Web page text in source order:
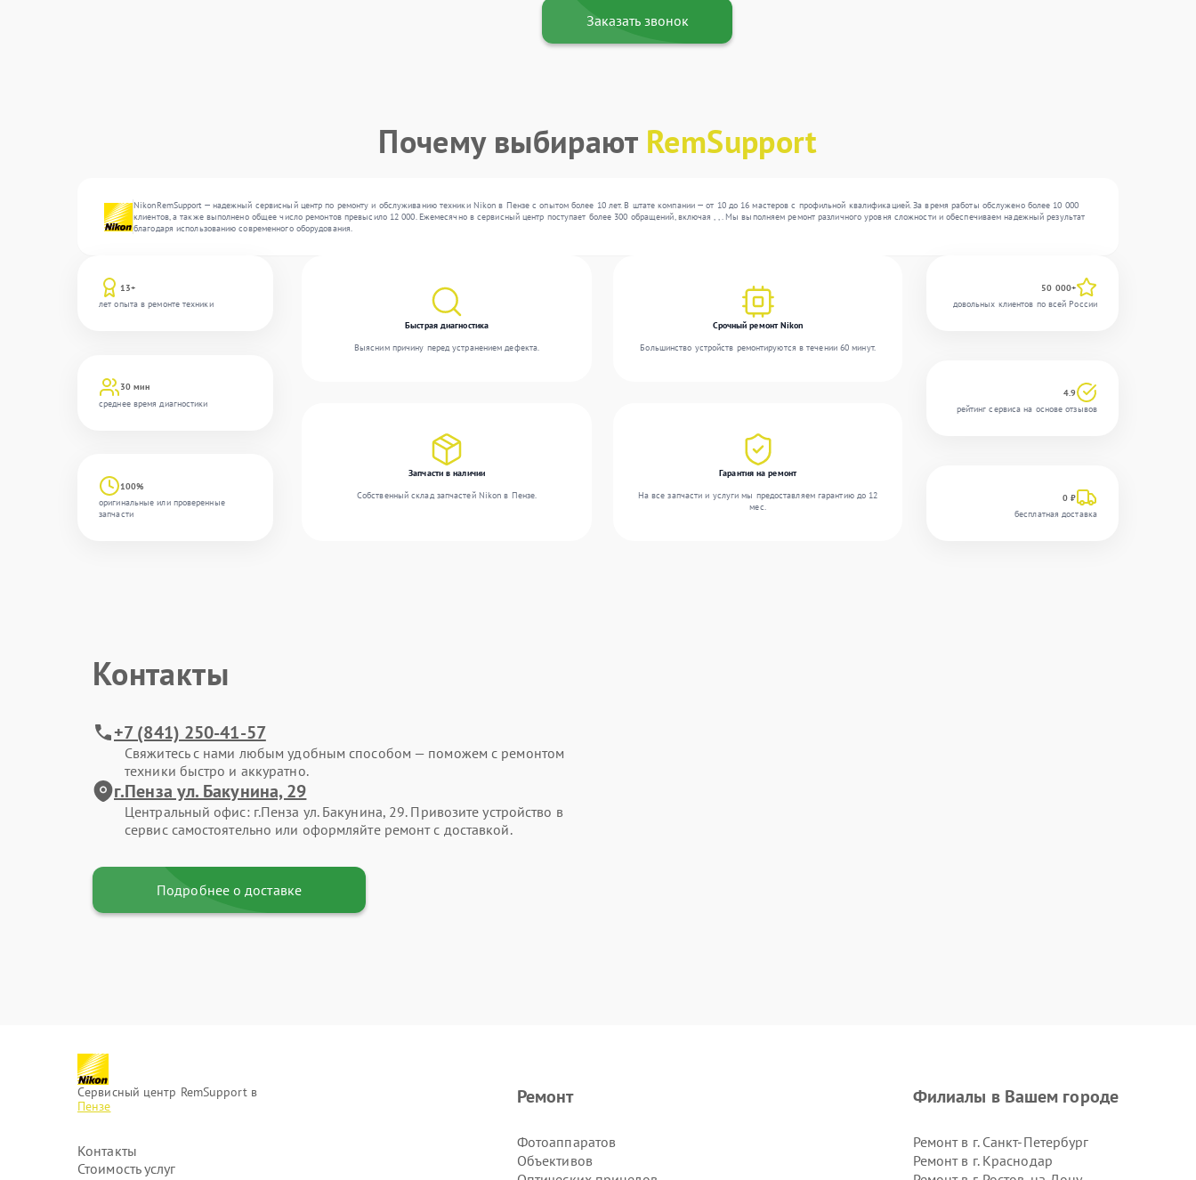
Заказать звонок
Почему выбирают RemSupport
NikonRemSupport — надежный сервисный центр по ремонту и обслуживанию техники Nikon в Пензе с опытом более 10 лет. В штате компании — от 10 до 16 мастеров с профильной квалификацией. За время работы обслужено более 10 000
клиентов, а также выполнено общее число ремонтов превысило 12 000. Ежемесячно в сервисный центр поступает более 300 обращений, включая , , . Мы выполняем ремонт различного уровня сложности и обеспечиваем надежный результат
благодаря использованию современного оборудования.
13+
лет опыта в ремонте техники
30 мин
среднее время диагностики
100%
оригинальные или проверенные
запчасти
Быстрая диагностика
Выясним причину перед устранением дефекта.
Срочный ремонт Nikon
Большинство устройств ремонтируются в течении 60 минут.
Запчасти в наличии
Собственный склад запчастей Nikon в Пензе.
Гарантия на ремонт
На все запчасти и услуги мы предоставляем гарантию до 12
мес.
50 000+
довольных клиентов по всей России
4.9
рейтинг сервиса на основе отзывов
0 ₽
бесплатная доставка
Контакты
+7 (841) 250-41-57
Свяжитесь с нами любым удобным способом — поможем с ремонтом
техники быстро и аккуратно.
г.Пенза ул. Бакунина, 29
Центральный офис: г.Пенза ул. Бакунина, 29. Привозите устройство в
сервис самостоятельно или оформляйте ремонт с доставкой.
Подробнее о доставке
Сервисный центр RemSupport в
Пензе
Контакты
Стоимость услуг
Ремонт
Фотоаппаратов
Объективов
Филиалы в Вашем городе
Ремонт в г. Санкт-Петербург
Ремонт в г. Краснодар